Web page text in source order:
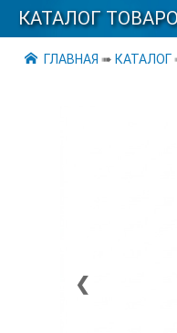
КАТАЛОГ
ГЛАВНАЯ ➠ КАТАЛОГ
❮